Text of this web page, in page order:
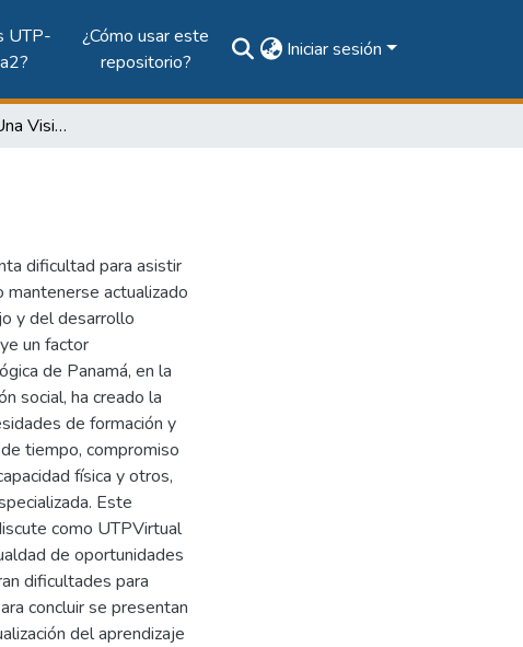
UTP-
¿Cómo usar este
repositorio?
Iniciar sesión
Educación Virtual: Una Visión de Inclusión
dificultad para asistir
mantenerse actualizado
y del desarrollo
un factor
de Panamá, en la
social, ha creado la
de formación y
tiempo, compromiso
física y otros,
Este
como UTPVirtual
de oportunidades
dificultades para
concluir se presentan
del aprendizaje